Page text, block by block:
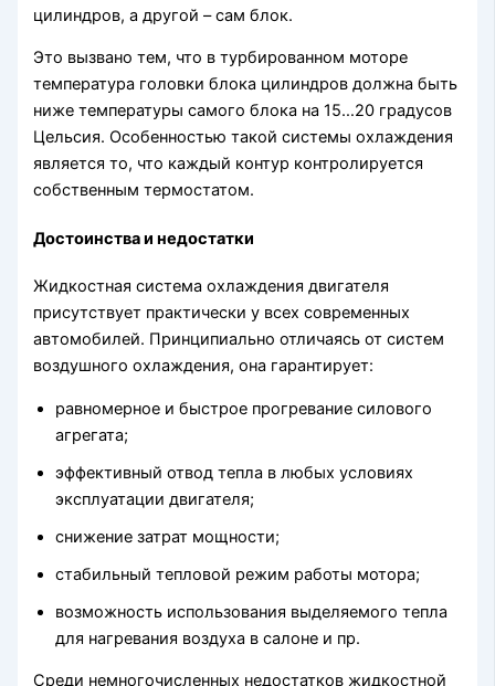
цилиндров, а другой – сам блок.
Это вызвано тем, что в турбированном моторе
температура головки блока цилиндров должна быть
ниже температуры самого блока на 15…20 градусов
Цельсия. Особенностью такой системы охлаждения
является то, что каждый контур контролируется
собственным термостатом.
Достоинства и недостатки
Жидкостная система охлаждения двигателя
присутствует практически у всех современных
автомобилей. Принципиально отличаясь от систем
воздушного охлаждения, она гарантирует:
равномерное и быстрое прогревание силового
агрегата;
эффективный отвод тепла в любых условиях
эксплуатации двигателя;
снижение затрат мощности;
стабильный тепловой режим работы мотора;
возможность использования выделяемого тепла
для нагревания воздуха в салоне и пр.
Среди немногочисленных недостатков жидкостной